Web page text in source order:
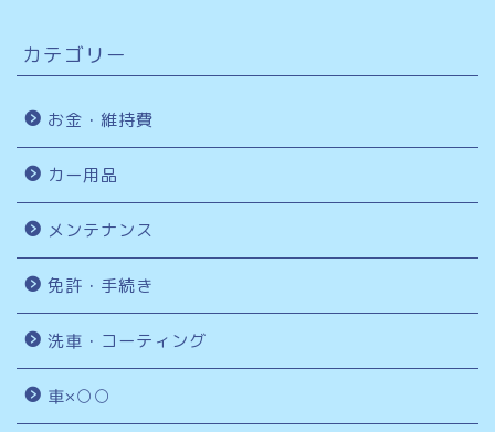
カテゴリー
お金・維持費
カー用品
メンテナンス
免許・手続き
洗車・コーティング
車×○○